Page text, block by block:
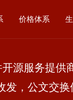
价格体系
服务提供商
发，公文交